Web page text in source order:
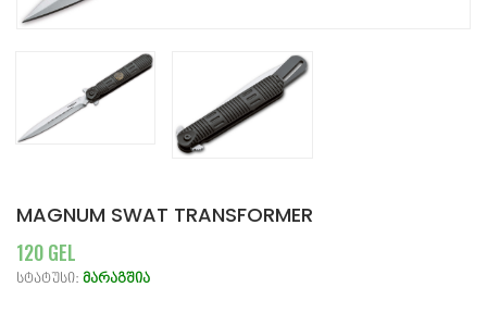
MAGNUM SWAT TRANSFORMER
120 GEL
სტატუსი: მარაგშია